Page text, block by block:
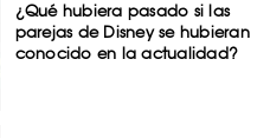
¿Qué hubiera pasado si las
parejas de Disney se hubieran
conocido en la actualidad?